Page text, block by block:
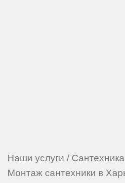
Наши услуги / Сантехника
Монтаж сантехники в